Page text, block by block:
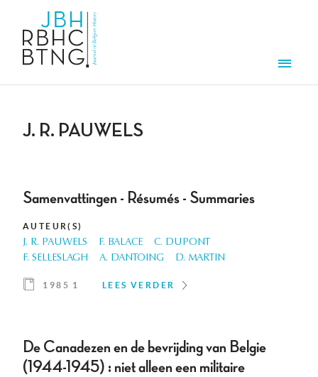
J. R. PAUWELS
Samenvattingen - Résumés - Summaries
AUTEUR(S)
J. R. PAUWELS F. BALACE
C. DUPONT
F. SELLESLAGH
A. DANTOING D. MARTIN
1985 1 LEES VERDER
De Canadezen en de bevrijding van Belgie
(1944-1945) : niet alleen een militaire